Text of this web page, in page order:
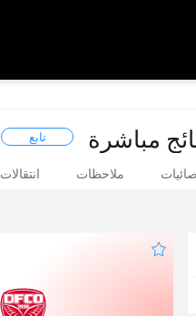
مباشرة تابع
ملاحظات انتقالات